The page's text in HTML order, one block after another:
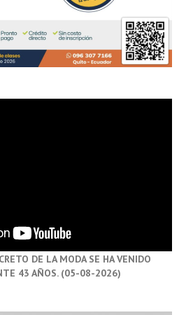
DE LA MODA SE HA VENIDO
43 AÑOS. (05-08-2026)